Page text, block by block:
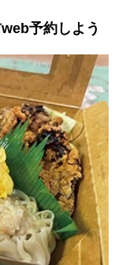
予約しよう